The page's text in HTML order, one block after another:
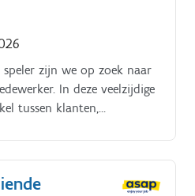
Zoek je actief naar
bij de behoeften van de
zijn we op zoek naar
In deze veelzijdige
tussen klanten,
het volledige proces van
takenpakket:. Verwerken